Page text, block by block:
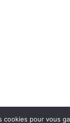
cookies pour vous